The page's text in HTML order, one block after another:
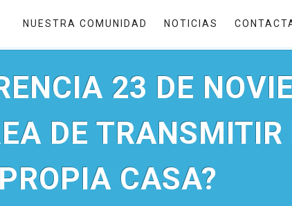
NUESTRA COMUNIDAD NOTICIAS
23 DE
DE TRANSMITIR
CASA?